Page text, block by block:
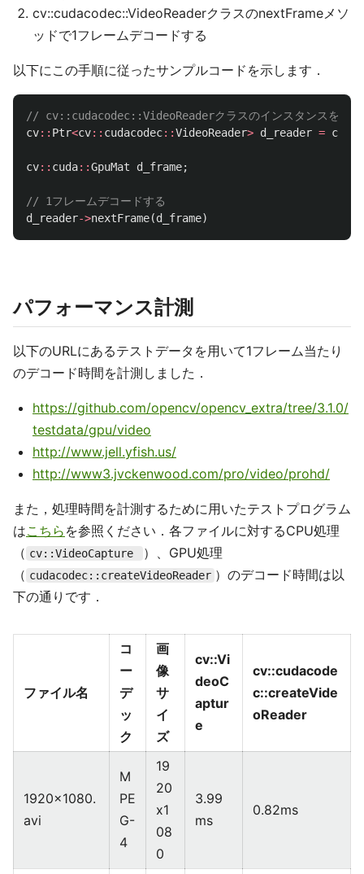
cv::cudacodec::VideoReaderクラスのnextFrameメソ
ッドで1フレームデコードする
以下にこの手順に従ったサンプルコードを示します．
// cv::cudacodec::VideoReaderクラスのインスタンスを生成
cv:: Ptr<cv:: cudacodec::VideoReader> d_reader = cv
cv:: cuda::GpuMat d_frame;
// 1フレームデコードする
d_reader->nextFrame(d_frame)
パフォーマンス計測
以下のURLにあるテストデータを用いて1フレーム当たり
のデコード時間を計測しました．
https://github.com/opencv/opencv_extra/tree/3.1.0/
testdata/gpu/video
http://www.jell.yfish.us/
http://www3.jvckenwood.com/pro/video/prohd/
また，処理時間を計測するために用いたテストプログラム
はこちら を参照ください．各ファイルに対するCPU処理
（ cv::VideoCapture
）、GPU処理
（ cudacodec::createVideoReader ）のデコード時間は以
下の通りです．
ファイル名
コ
ー
デ
ッ
ク
画
像
サ
イ
ズ
cv::Vi
deoC
aptur
e
cv::cudacode
c::createVide
oReader
1920x1080.
avi
M
PE
G-
4
19
20
x1
08
0
3.99
ms
0.82ms